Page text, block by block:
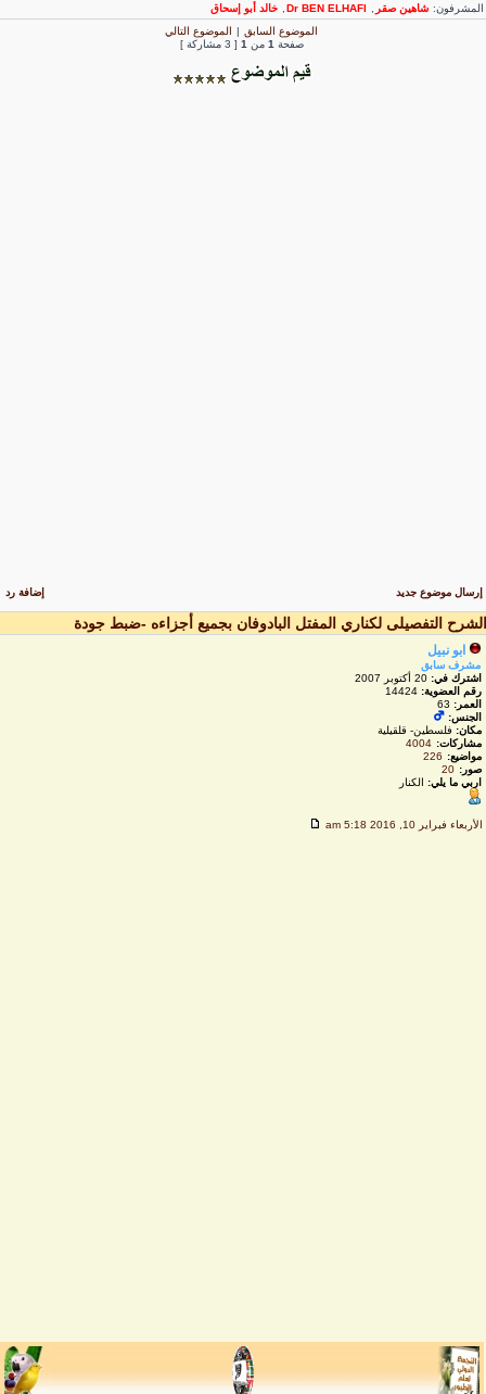
شاهين صقر Dr BEN ELHAFI
,
خالد أبو إسحاق
الموضوع السابق| الموضوع التالي
صفحة1 من [ 3 مشاركة ]
إرسال موضوع جديد إضافة رد
التفصيلى لكناري المفتل البادوفان بجميع أجزاءه -ضبط جودة
ابو نبيل
مشرف سابق
اشترك في:20 أكتوبر 2007
رقم العضوية:14424
العمر: 63
الجنس:
مكان:فلسطين- قلقيلية
مشاركات:
4004
مواضيع:
226
صور:
20
اربي ما يلي:الكنار
الأربعاء فبراير 10, 2016 5:18 am